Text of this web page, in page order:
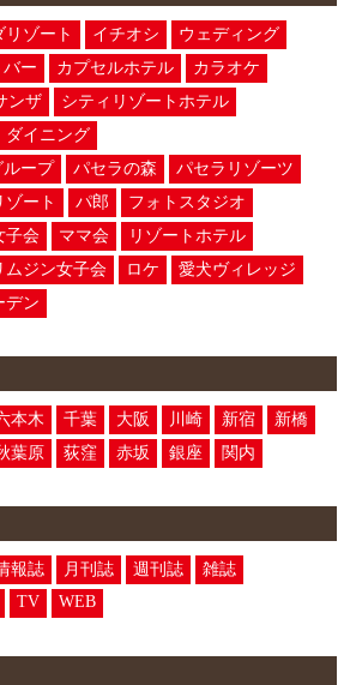
リゾート イチオシ
ウェディング
ー
カプセルホテル
カラオケ
ンザ
シティリゾートホテル
ダイニング
ループ
パセラの森
パセラリゾーツ
ゾート パ郎
フォトスタジオ
子会 ママ会
リゾートホテル
ムジン女子会 ロケ
愛犬ヴィレッジ
デン
本木 千葉 大阪 川崎 新宿
新橋
葉原 荻窪 赤坂 銀座 関内
報誌 月刊誌 週刊誌
雑誌
TV WEB